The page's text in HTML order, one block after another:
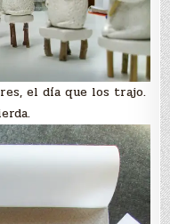
el día que los trajo.